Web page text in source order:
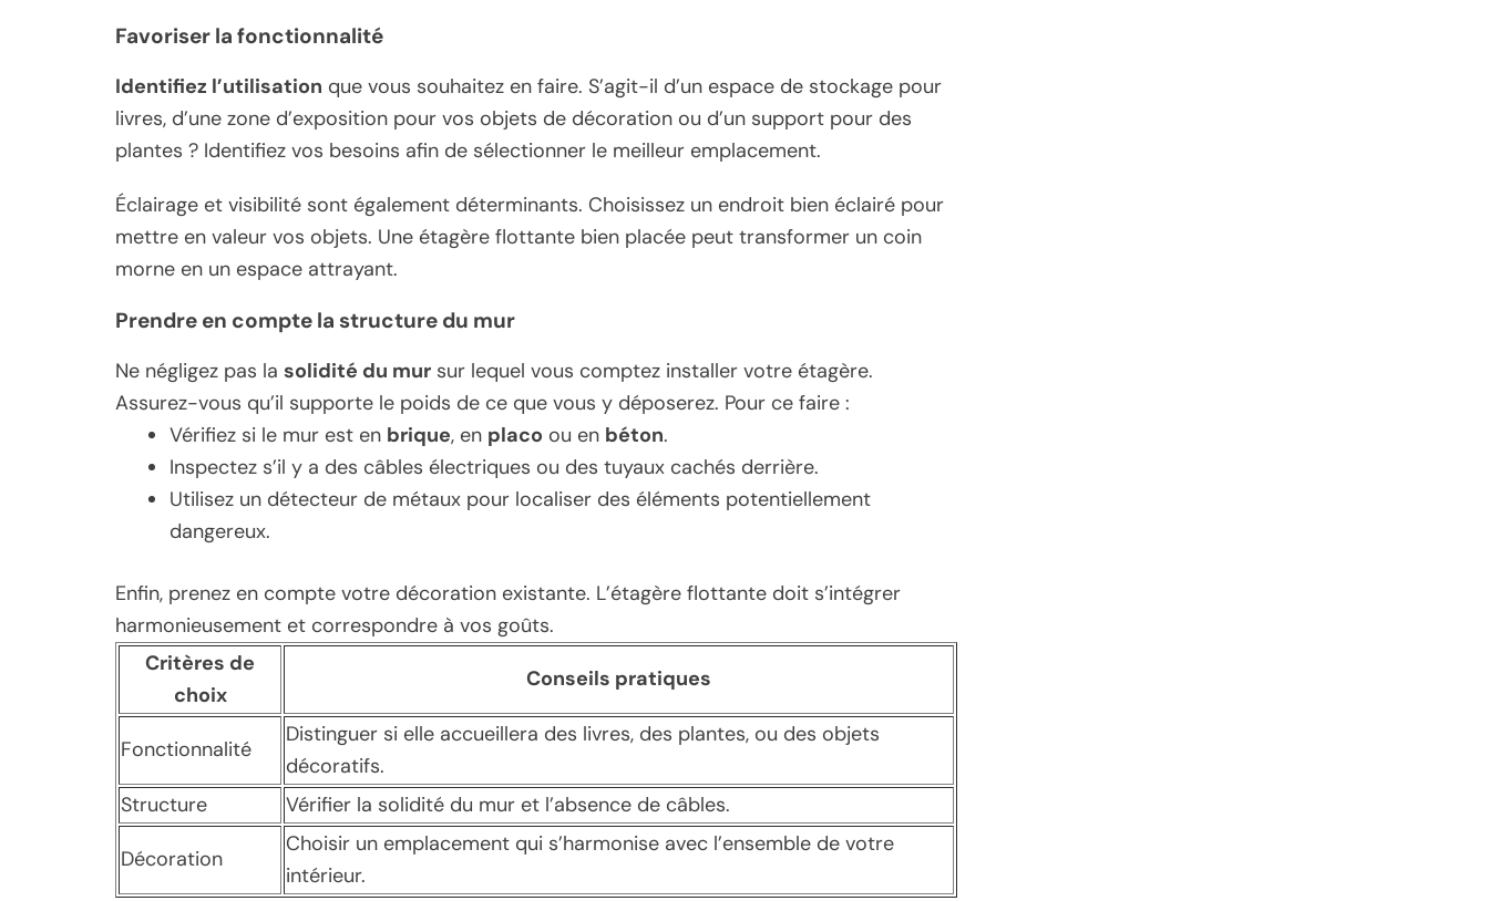
Favoriser la fonctionnalité
Identifiez l’utilisation que vous souhaitez en faire. S’agit-il d’un espace de stockage pour
livres, d’une zone d’exposition pour vos objets de décoration ou d’un support pour des
plantes ? Identifiez vos besoins afin de sélectionner le meilleur emplacement.
Éclairage et visibilité sont également déterminants. Choisissez un endroit bien éclairé pour
mettre en valeur vos objets. Une étagère flottante bien placée peut transformer un coin
morne en un espace attrayant.
Prendre en compte la structure du mur
Ne négligez pas la solidité du mur sur lequel vous comptez installer votre étagère.
Assurez-vous qu’il supporte le poids de ce que vous y déposerez. Pour ce faire :
Vérifiez si le mur est en brique, en placo ou en béton.
Inspectez s’il y a des câbles électriques ou des tuyaux cachés derrière.
Utilisez un détecteur de métaux pour localiser des éléments potentiellement
dangereux.
Enfin, prenez en compte votre décoration existante. L’étagère flottante doit s’intégrer
harmonieusement et correspondre à vos goûts.
Critères de
choix
Conseils pratiques
Fonctionnalité
Distinguer si elle accueillera des livres, des plantes, ou des objets
décoratifs.
Structure
Vérifier la solidité du mur et l’absence de câbles.
Décoration
Choisir un emplacement qui s’harmonise avec l’ensemble de votre
intérieur.